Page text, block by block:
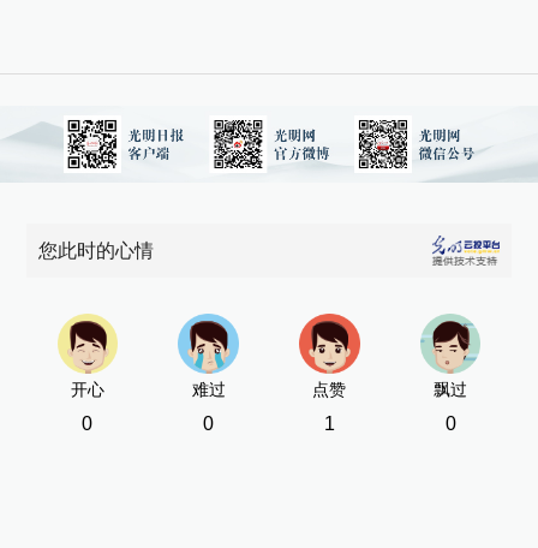
您此时的心情
开心
0
难过
0
点赞
1
飘过
0